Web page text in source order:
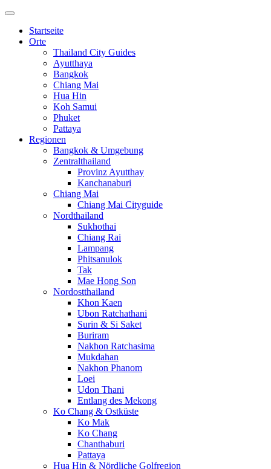
Startseite
Orte
Thailand City Guides
Ayutthaya
Bangkok
Chiang Mai
Hua Hin
Koh Samui
Phuket
Pattaya
Regionen
Bangkok & Umgebung
Zentralthailand
Provinz Ayutthay
Kanchanaburi
Chiang Mai
Chiang Mai Cityguide
Nordthailand
Sukhothai
Chiang Rai
Lampang
Phitsanulok
Tak
Mae Hong Son
Nordostthailand
Khon Kaen
Ubon Ratchathani
Surin & Si Saket
Buriram
Nakhon Ratchasima
Mukdahan
Nakhon Phanom
Loei
Udon Thani
Entlang des Mekong
Ko Chang & Ostküste
Ko Mak
Ko Chang
Chanthaburi
Pattaya
Hua Hin & Nördliche Golfregion